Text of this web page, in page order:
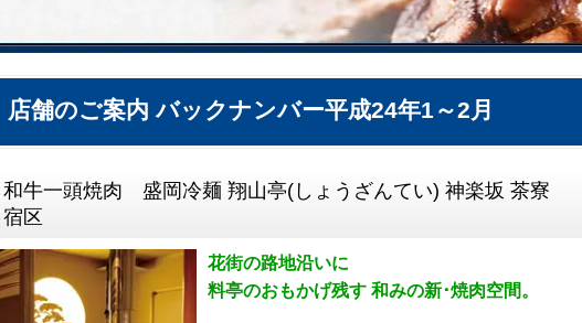
店舗のご案内 バックナンバー平成24年1～2月
和牛一頭焼肉 盛岡冷麺 翔山亭(しょうざんてい) 神楽坂 茶
宿区
花街の路地沿いに
料亭のおもかげ残す 和みの新･焼肉空間。